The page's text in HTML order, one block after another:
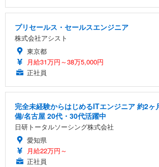
プリセールス・セールスエンジニア
株式会社アシスト
東京都
月給31万円～38万5,000円
正社員
完全未経験からはじめるITエンジニア 約2ヶ
備/名古屋 20代・30代活躍中
日研トータルソーシング株式会社
愛知県
月給22万円～
正社員